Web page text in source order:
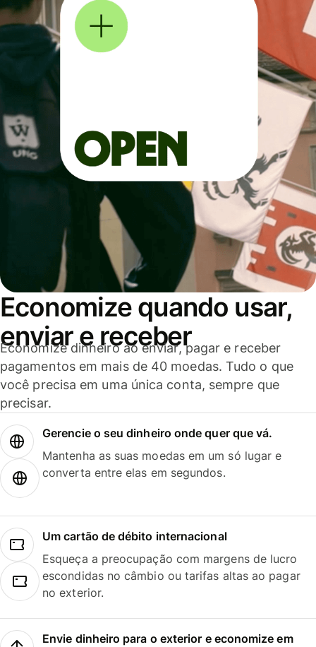
Economize quando usar,
enviar e receber
Economize dinheiro ao enviar, pagar e receber
pagamentos em mais de 40 moedas. Tudo o que
você precisa em uma única conta, sempre que
precisar.
Gerencie o seu dinheiro onde quer que vá.
Mantenha as suas moedas em um só lugar e
converta entre elas em segundos.
Um cartão de débito internacional
Esqueça a preocupação com margens de lucro
escondidas no câmbio ou tarifas altas ao pagar
no exterior.
Envie dinheiro para o exterior e economize em